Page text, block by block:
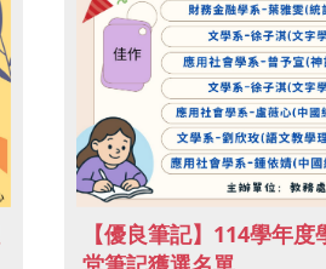
【優良筆記】114學年